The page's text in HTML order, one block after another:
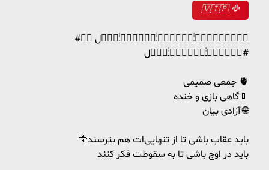
‌🇻‌‌🇮‌‌🇵‌ ‌🦅
#وٖؒیٖؒـؒؔـٰٰسٖؒـؒؔـٰٰکٖؒـؒؔـٰٰاٖؒل ⓸⓶
#فٖؒـؒؔـٰٰعٖؒـؒؔـٰٰاٖؒل
جمعی صمیمی 🫀
گاهی بازی و خنده📱
آزادی بیان 🌐
🦅باید عقاب باشی تا از تنهایی‌‌ات هم بترسند
باید در اوج باشی تا به سقوطت فکر کنند